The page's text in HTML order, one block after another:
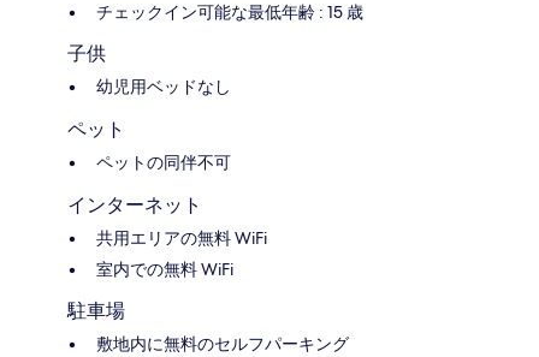
チェックイン可能な最低年齢 : 15 歳
子供
幼児用ベッドなし
ペット
ペットの同伴不可
インターネット
共用エリアの無料 WiFi
室内での無料 WiFi
駐車場
敷地内に無料のセルフパーキング